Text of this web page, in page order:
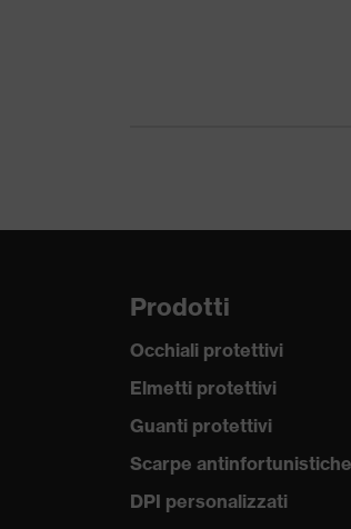
Prodotti
Occhiali protettivi
Elmetti protettivi
Guanti protettivi
Scarpe antinfortunistiche
DPI personalizzati